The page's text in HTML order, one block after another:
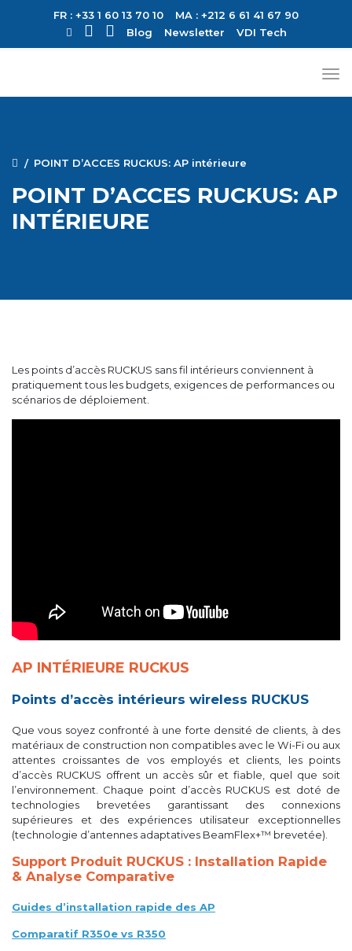
FR : +33 1 60 13 70 10
MA : +212 6 61 41 67 90
Blog
Newsletter VDI Tech
POINT D’ACCES RUCKUS: AP intérieure
POINT D’ACCES RUCKUS: AP
INTÉRIEURE
Les points d’accès RUCKUS sans fil intérieurs conviennent à
pratiquement tous les budgets, exigences de performances ou
scénarios de déploiement.
AP INTÉRIEURE RUCKUS
Points d’accès intérieurs wireless RUCKUS
Que vous soyez confronté à une forte densité de clients, à des
matériaux de construction non compatibles avec le Wi-Fi ou aux
attentes croissantes de vos employés et clients, les points
d’accès RUCKUS offrent un accès sûr et fiable, quel que soit
l’environnement. Chaque point d’accès RUCKUS est doté de
technologies brevetées garantissant des connexions
supérieures et des expériences utilisateur exceptionnelles
(technologie d’antennes adaptatives BeamFlex+™ brevetée).
Support Produit RUCKUS : Installation Rapide
& Analyse Comparative
Guides d’installation rapide des AP
Comparatif R350e vs R350